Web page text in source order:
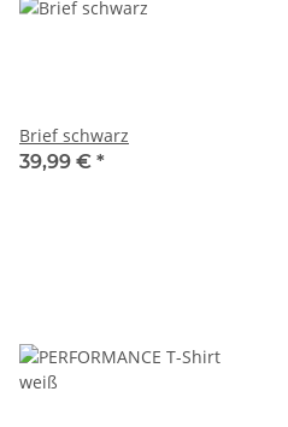
Brief schwarz
39,99 € *